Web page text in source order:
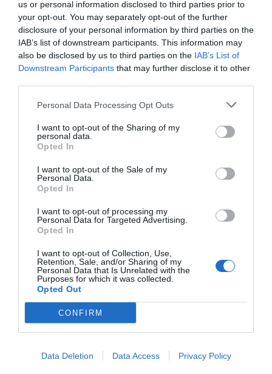
us or personal information disclosed to third parties prior to
your opt-out. You may separately opt-out of the further
disclosure of your personal information by third parties on the
IAB’s list of downstream participants. This information may
also be disclosed by us to third parties on the IAB’s List of
Downstream Participants that may further disclose it to other
Personal Data Processing Opt Outs
I want to opt-out of the Sharing of my
personal data.
Opted In
I want to opt-out of the Sale of my
Personal Data.
Opted In
I want to opt-out of processing my
Personal Data for Targeted Advertising.
Opted In
I want to opt-out of Collection, Use,
Retention, Sale, and/or Sharing of my
Personal Data that Is Unrelated with the
Purposes for which it was collected.
Opted Out
CONFIRM
Data Deletion Data Access Privacy Policy
Índex
Ayuntamiento de Madrid
Añadir2Playbook
como fuente preferida de Google
de forma gratuita
Mantente informado con las últimas noticias de actualidad.
ACTIVAR AHORA
Compartir
Imprimir
2Playbook Club2P